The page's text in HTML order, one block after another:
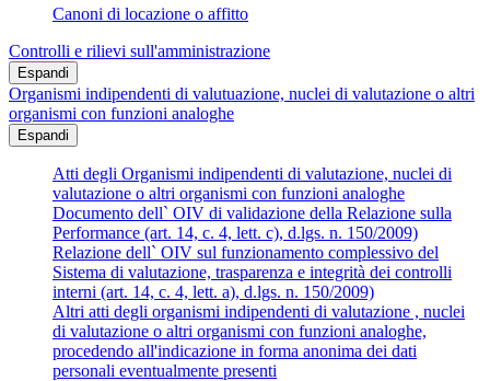
Canoni di locazione o affitto
Controlli e rilievi sull'amministrazione
Espandi
Organismi indipendenti di valutuazione, nuclei di valutazione o altri
organismi con funzioni analoghe
Espandi
Atti degli Organismi indipendenti di valutazione, nuclei di
valutazione o altri organismi con funzioni analoghe
Documento dell` OIV di validazione della Relazione sulla
Performance (art. 14, c. 4, lett. c), d.lgs. n. 150/2009)
Relazione dell` OIV sul funzionamento complessivo del
Sistema di valutazione, trasparenza e integrità dei controlli
interni (art. 14, c. 4, lett. a), d.lgs. n. 150/2009)
Altri atti degli organismi indipendenti di valutazione , nuclei
di valutazione o altri organismi con funzioni analoghe,
procedendo all'indicazione in forma anonima dei dati
personali eventualmente presenti